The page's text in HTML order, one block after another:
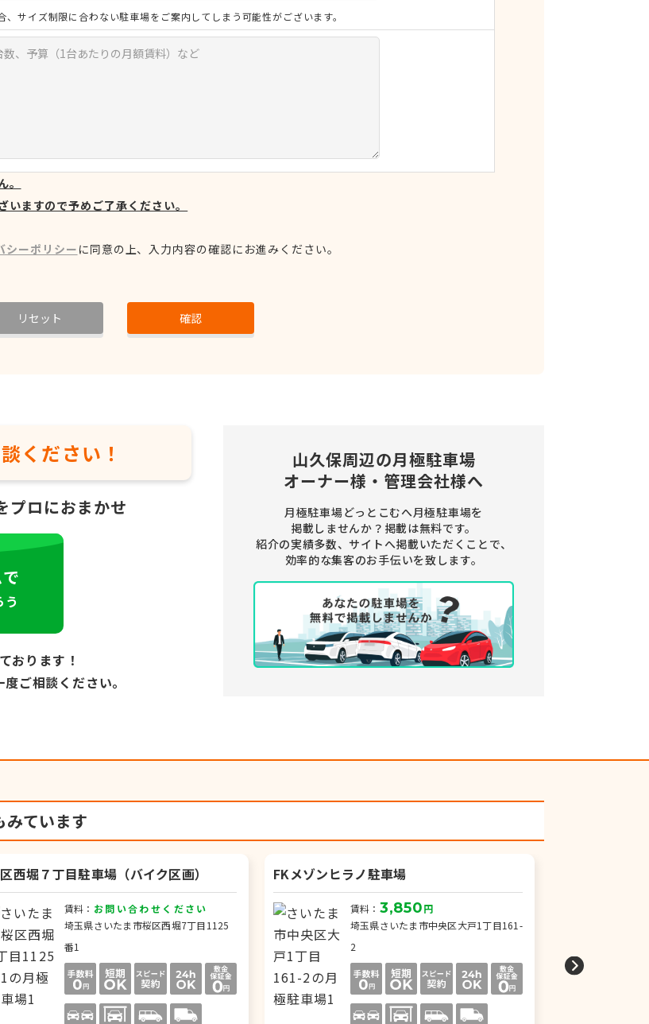
サイズ制限に合わない駐車場をご案内してしまう可能性がございます。
ますので予めご了承ください。
シーポリシー に同意の上、入力内容の確認にお進みください。
リセット 確認
ください！
プロにおまかせ
う
おります！
度ご相談ください。
山久保周辺の月極駐車場
オーナー様・管理会社様へ
月極駐車場どっとこむへ月極駐車場を
掲載しませんか？ 掲載は無料です。
紹介の実績多数、サイトへ掲載いただくことで、
効率的な集客のお手伝いを致します。
みています
西堀７丁目駐車場（バイク区画）
賃料： お問い合わせください
埼玉県さいたま市桜区西堀7丁目1125
番1
FKメゾンヒラノ駐車場
賃料： 3,850円
埼玉県さいたま市中央区大戸1丁目161-
2